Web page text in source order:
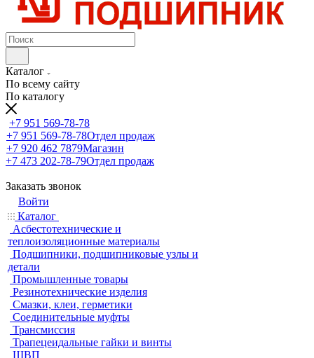
Каталог
По всему сайту
По каталогу
+7 951 569-78-78
+7 951 569-78-78Отдел продаж
+7 920 462 7879Магазин
+7 473 202-78-79Отдел продаж
Заказать звонок
Войти
Каталог
Асбестотехнические и
теплоизоляционные материалы
Подшипники, подшипниковые узлы и
детали
Промышленные товары
Резинотехнические изделия
Смазки, клеи, герметики
Соединительные муфты
Трансмиссия
Трапецеидальные гайки и винты
ШВП